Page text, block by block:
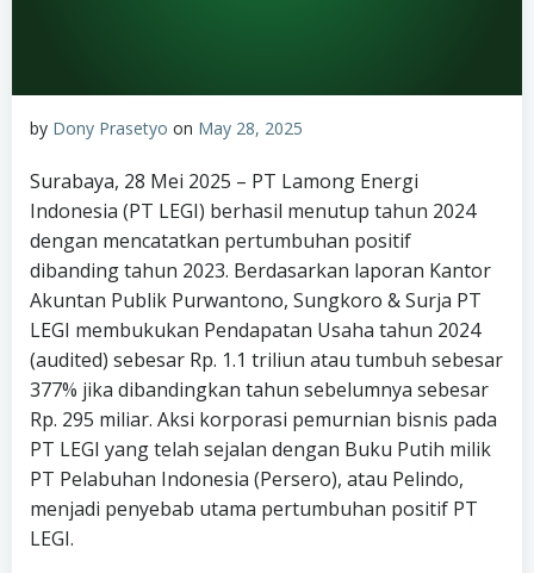
by Dony Prasetyo on May 28, 2025
Surabaya, 28 Mei 2025 – PT Lamong Energi
Indonesia (PT LEGI) berhasil menutup tahun 2024
dengan mencatatkan pertumbuhan positif
dibanding tahun 2023. Berdasarkan laporan Kantor
Akuntan Publik Purwantono, Sungkoro & Surja PT
LEGI membukukan Pendapatan Usaha tahun 2024
(audited) sebesar Rp. 1.1 triliun atau tumbuh sebesar
377% jika dibandingkan tahun sebelumnya sebesar
Rp. 295 miliar. Aksi korporasi pemurnian bisnis pada
PT LEGI yang telah sejalan dengan Buku Putih milik
PT Pelabuhan Indonesia (Persero), atau Pelindo,
menjadi penyebab utama pertumbuhan positif PT
LEGI.